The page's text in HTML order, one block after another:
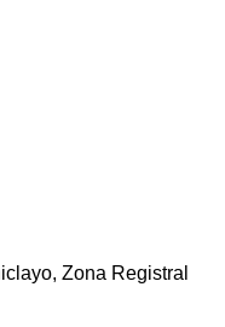
Zona Registral